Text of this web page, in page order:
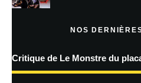
Prévenez-moi de tous les nouveaux
NOS
Critique de Le Monstre du